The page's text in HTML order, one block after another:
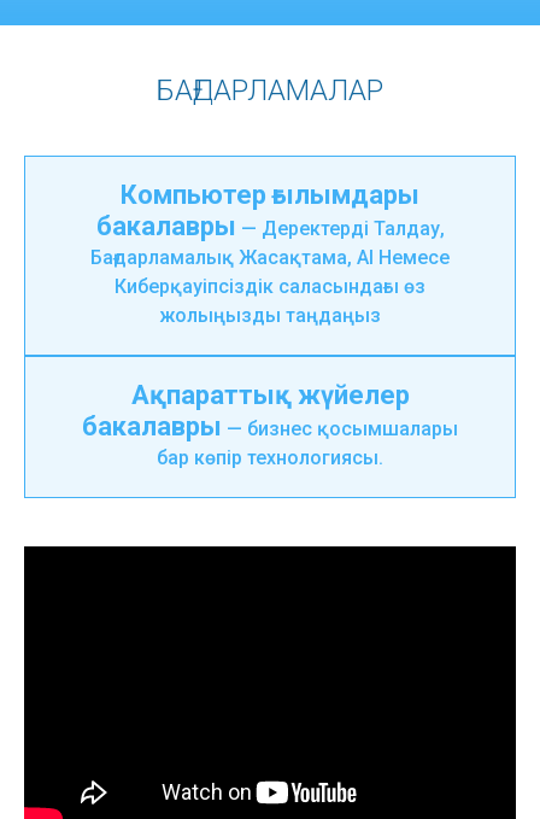
БАҒДАРЛАМАЛАР
Компьютер ғылымдары
бакалавры — Деректерді Талдау,
Бағдарламалық Жасақтама, AI Немесе
Киберқауіпсіздік саласындағы өз
жолыңызды таңдаңыз
Ақпараттық жүйелер
бакалавры — бизнес қосымшалары
бар көпір технологиясы.